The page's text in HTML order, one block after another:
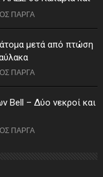
ΠΑΡΓΑ
μετά από πτώση
ΠΑΡΓΑ
Bell – Δύο νεκροί και
ΠΑΡΓΑ